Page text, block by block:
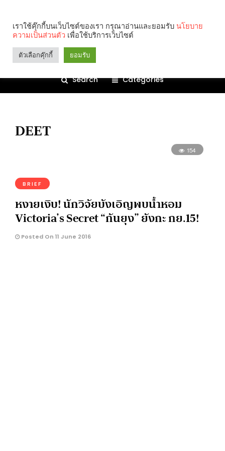
Search Categories
DEET
154
BRIEF
หงายเงิบ! นักวิจัยบังเอิญพบน้ำหอม
Victoria’s Secret “กันยุง” ยังกะ กย.15!
Posted On 11 June 2016
เราใช้คุ๊กกี้บนเว็บไซต์ของเรา กรุณาอ่านและยอมรับ นโยบาย
ความเป็นส่วนตัว เพื่อใช้บริการเว็บไซต์
ตัวเลือกคุ๊กกี้ ยอมรับ